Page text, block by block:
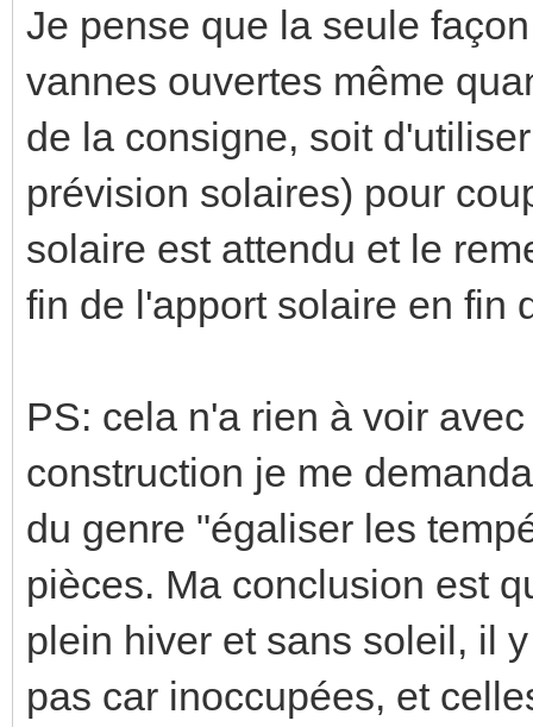
Je pense que la seule
vannes ouvertes même
de la consigne, soit
prévision solaires) pour
solaire est attendu et le
fin de l'apport solaire en fin
PS: cela n'a rien à voir
construction je me
du genre "égaliser les
pièces. Ma conclusion est
plein hiver et sans soleil, il
pas car inoccupées, et